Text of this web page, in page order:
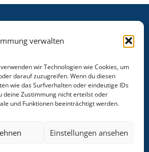
verwalten
wir Technologien wie Cookies, um
darauf zuzugreifen. Wenn du diesen
wie das Surfverhalten oder eindeutige IDs
deine Zustimmung nicht erteilst oder
und Funktionen beeinträchtigt werden.
Einstellungen ansehen
Heroldsberg
19
Heroldsberg